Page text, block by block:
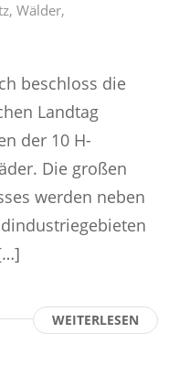
, Wälder,
beschloss die
Landtag
der 10 H-
Die großen
werden neben
WEITERLESEN